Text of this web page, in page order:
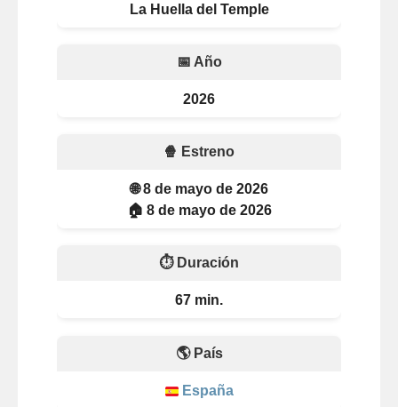
La Huella del Temple
📅 Año
2026
🍿 Estreno
🌐 8 de mayo de 2026
🏠 8 de mayo de 2026
⏱️ Duración
67 min.
🌎 País
España